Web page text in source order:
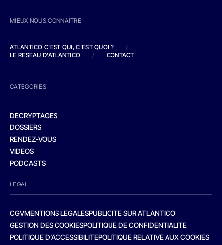
MIEUX NOUS CONNAITRE
ATLANTICO C'EST QUI, C'EST QUOI ?
/
LE RESEAU D'ATLANTICO
/ CONTACT
CATEGORIES
DECRYPTAGES
DOSSIERS
RENDEZ-VOUS
VIDEOS
PODCASTS
LEGAL
CGVMENTIONS LEGALESPUBLICITE SUR ATLANTICO
GESTION DES COOKIESPOLITIQUE DE CONFIDENTIALITE
POLITIQUE D’ACCESSIBILITEPOLITIQUE RELATIVE AUX COOKIES